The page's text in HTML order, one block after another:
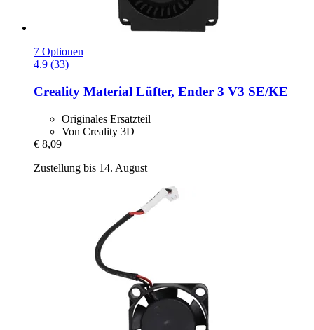
7 Optionen
4.9 (33)
Creality Material Lüfter, Ender 3 V3 SE/KE
Originales Ersatzteil
Von Creality 3D
€ 8,09
Zustellung bis 14. August